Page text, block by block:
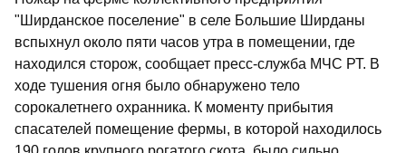
"Ширданское поселение" в селе Большие Ширданы
вспыхнул около пяти часов утра в помещении, где
находился сторож, сообщает пресс-служба МЧС РТ. В
ходе тушения огня было обнаружено тело
сорокалетнего охранника. К моменту прибытия
спасателей помещение фермы, в которой находилось